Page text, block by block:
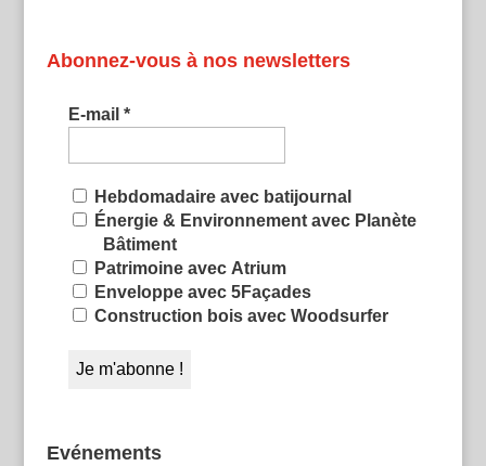
Abonnez-vous à nos newsletters
E-mail *
Hebdomadaire avec batijournal
Énergie & Environnement avec Planète
Bâtiment
Patrimoine avec Atrium
Enveloppe avec 5Façades
Construction bois avec Woodsurfer
Evénements